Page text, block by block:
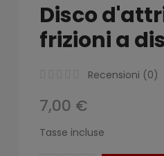
Disco
frizioni a
Recensioni (0)
7,00 €
Tasse incluse